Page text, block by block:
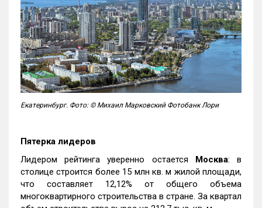
Екатеринбург. Фото: © Михаил Марковский Фотобанк Лори
Пятерка лидеров
Лидером рейтинга уверенно остается Москва: в
столице строится более 15 млн кв. м жилой площади,
что составляет 12,12% от общего объема
многоквартирного строительства в стране. За квартал